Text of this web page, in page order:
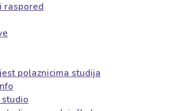
raspored
polaznicima studija